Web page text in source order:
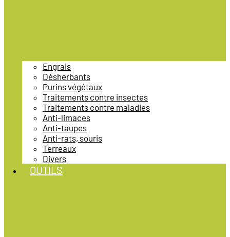
Engrais
Désherbants
Purins végétaux
Traitements contre insectes
Traitements contre maladies
Anti-limaces
Anti-taupes
Anti-rats, souris
Terreaux
Divers
OUTILS